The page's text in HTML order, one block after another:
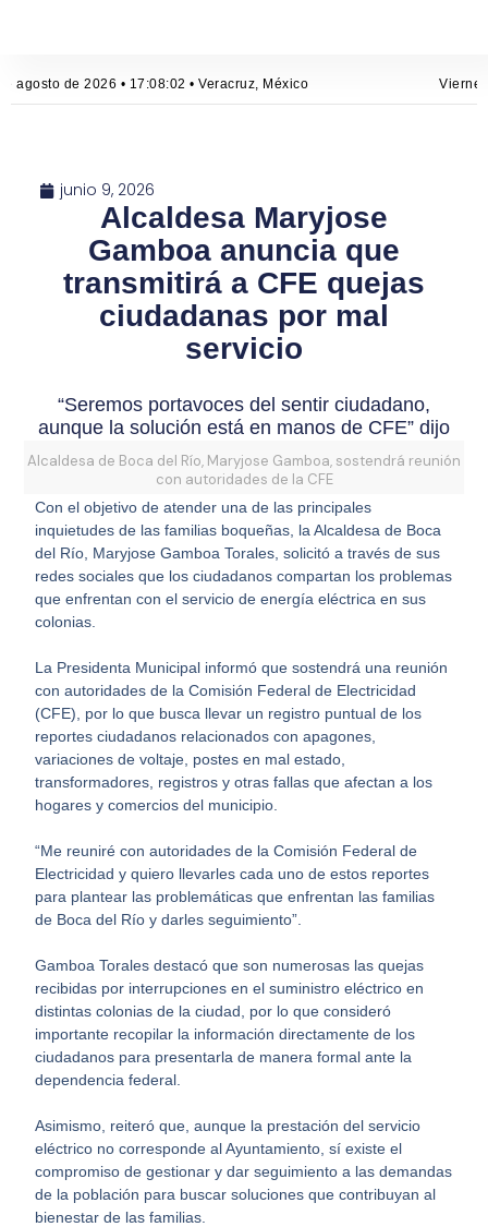
agosto de 2026 • 17:08:03 • Veracruz, México
junio 9, 2026
Alcaldesa Maryjose
Gamboa anuncia que
transmitirá a CFE quejas
ciudadanas por mal
servicio
“Seremos portavoces del sentir ciudadano,
Alcaldesa de Boca del Río, Maryjose Gamboa, sostendrá reunión
con autoridades de la CFE
Con el objetivo de atender una de las principales
inquietudes de las familias boqueñas, la Alcaldesa de Boca
del Río, Maryjose Gamboa Torales, solicitó a través de sus
redes sociales que los ciudadanos compartan los problemas
que enfrentan con el servicio de energía eléctrica en sus
colonias.
La Presidenta Municipal informó que sostendrá una reunión
con autoridades de la Comisión Federal de Electricidad
(CFE), por lo que busca llevar un registro puntual de los
reportes ciudadanos relacionados con apagones,
variaciones de voltaje, postes en mal estado,
transformadores, registros y otras fallas que afectan a los
hogares y comercios del municipio.
“Me reuniré con autoridades de la Comisión Federal de
Electricidad y quiero llevarles cada uno de estos reportes
para plantear las problemáticas que enfrentan las familias
de Boca del Río y darles seguimiento”.
Gamboa Torales destacó que son numerosas las quejas
recibidas por interrupciones en el suministro eléctrico en
distintas colonias de la ciudad, por lo que consideró
importante recopilar la información directamente de los
ciudadanos para presentarla de manera formal ante la
dependencia federal.
Asimismo, reiteró que, aunque la prestación del servicio
eléctrico no corresponde al Ayuntamiento, sí existe el
compromiso de gestionar y dar seguimiento a las demandas
de la población para buscar soluciones que contribuyan al
bienestar de las familias.